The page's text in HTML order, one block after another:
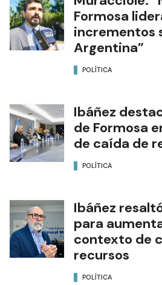
Formosa
incrementos
Argentina”
POLÍTICA
Ibáñez
de Formosa
de caída de
POLÍTICA
Ibáñez
para
contexto de
recursos
POLÍTICA